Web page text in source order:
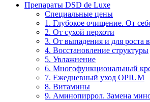
Препараты DSD de Luxe
Специальные цены
1. Глубокое очищение. От
2. От сухой перхоти
3. От выпадения и для роста
4. Восстановление структуры
5. Увлажнение
6. Многофункциональный
7. Ежедневный уход OPIUM
8. Витамины
9. Аминопиррол. Замена